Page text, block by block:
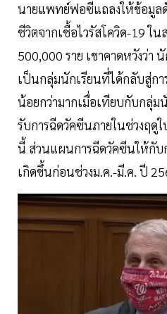
นายแพทย์ฟอซีแถลงให้ข้อมูล
ชีวิตจากเชื้อไวรัสโควิด-19 ใ
500,000 ราย เขาคาดหวังว่า
เป็นกลุ่มนักเรียนที่ได้กลับสู่กา
น้อยกว่ามากเมื่อเทียบกับกลุ่ม
รับการฉีดวัคซีนภายในช่วงฤดู
นี้ ส่วนแผนการฉีดวัคซีนให้กับ
เกิดขึ้นก่อนช่วงม.ค.-มี.ค. ปี